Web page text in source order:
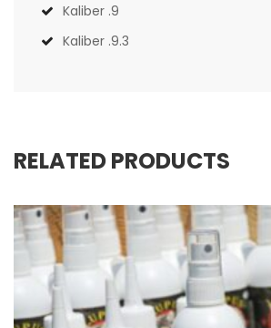
Kaliber .9
Kaliber .9.3
RELATED PRODUCTS